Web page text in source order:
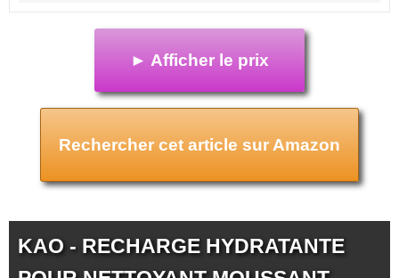
► Afficher le prix
Rechercher cet article sur Amazon
KAO - RECHARGE HYDRATANTE